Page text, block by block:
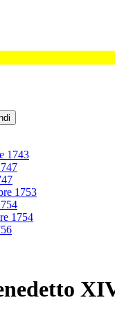
1743
1753
1754